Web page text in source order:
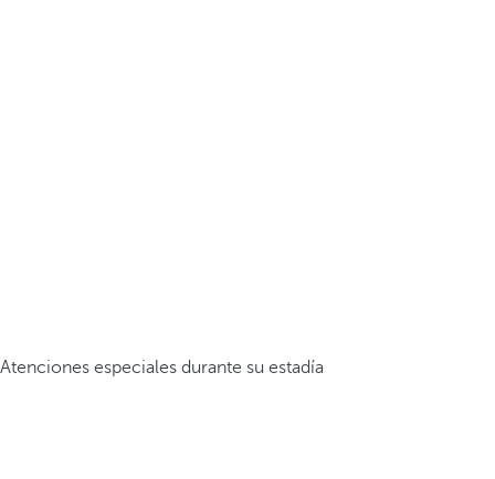
Atenciones especiales durante su estadía